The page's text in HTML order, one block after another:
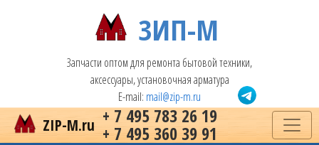
ЗИП-М
Запчасти оптом для ремонта бытовой техники,
аксессуары, установочная арматура
E-mail: mail@zip-m.ru
+ 7 495 783 26 19
+ 7 495 360 39 91
ZIP-M.ru